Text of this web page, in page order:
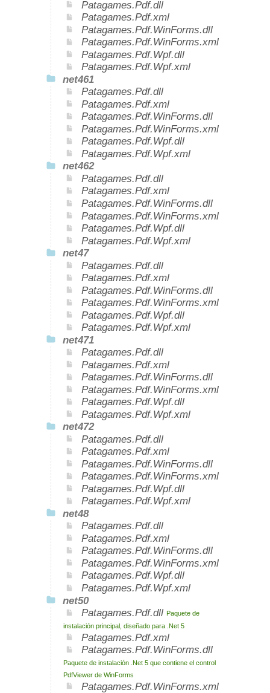
Patagames.Pdf.dll
Patagames.Pdf.xml
Patagames.Pdf.WinForms.dll
Patagames.Pdf.WinForms.xml
Patagames.Pdf.Wpf.dll
Patagames.Pdf.Wpf.xml
net461
Patagames.Pdf.dll
Patagames.Pdf.xml
Patagames.Pdf.WinForms.dll
Patagames.Pdf.WinForms.xml
Patagames.Pdf.Wpf.dll
Patagames.Pdf.Wpf.xml
net462
Patagames.Pdf.dll
Patagames.Pdf.xml
Patagames.Pdf.WinForms.dll
Patagames.Pdf.WinForms.xml
Patagames.Pdf.Wpf.dll
Patagames.Pdf.Wpf.xml
net47
Patagames.Pdf.dll
Patagames.Pdf.xml
Patagames.Pdf.WinForms.dll
Patagames.Pdf.WinForms.xml
Patagames.Pdf.Wpf.dll
Patagames.Pdf.Wpf.xml
net471
Patagames.Pdf.dll
Patagames.Pdf.xml
Patagames.Pdf.WinForms.dll
Patagames.Pdf.WinForms.xml
Patagames.Pdf.Wpf.dll
Patagames.Pdf.Wpf.xml
net472
Patagames.Pdf.dll
Patagames.Pdf.xml
Patagames.Pdf.WinForms.dll
Patagames.Pdf.WinForms.xml
Patagames.Pdf.Wpf.dll
Patagames.Pdf.Wpf.xml
net48
Patagames.Pdf.dll
Patagames.Pdf.xml
Patagames.Pdf.WinForms.dll
Patagames.Pdf.WinForms.xml
Patagames.Pdf.Wpf.dll
Patagames.Pdf.Wpf.xml
net50
Patagames.Pdf.dll Paquete de
instalación principal, diseñado para .Net 5
Patagames.Pdf.xml
Patagames.Pdf.WinForms.dll
Paquete de instalación .Net 5 que contiene el control
PdfViewer de WinForms
Patagames.Pdf.WinForms.xml